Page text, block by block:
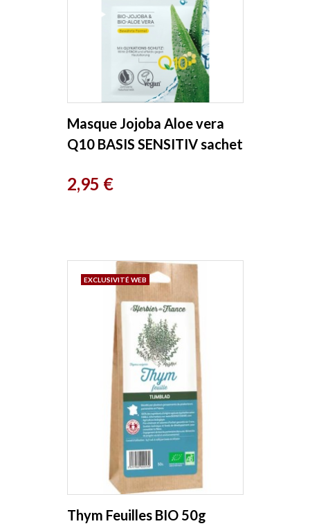
Masque Jojoba Aloe vera
Q10 BASIS SENSITIV sachet
Prix
2,95 €
Thym Feuilles BIO 50g
EXCLUSIVITÉ WEB